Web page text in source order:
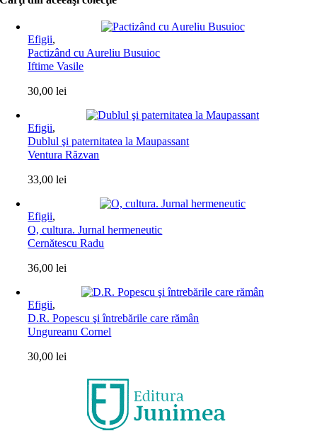
Efigii,
Pactizând cu Aureliu Busuioc
Iftime Vasile
30,00lei
Efigii,
Dublul şi paternitatea la Maupassant
Ventura Răzvan
33,00lei
Efigii,
O, cultura. Jurnal hermeneutic
Cernătescu Radu
36,00lei
Efigii,
D.R. Popescu şi întrebările care rămân
Ungureanu Cornel
30,00lei